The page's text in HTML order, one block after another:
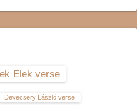
Elek verse
Devecsery László verse